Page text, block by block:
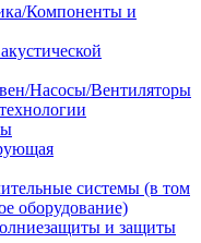
Компоненты и
Насосы/Вентиляторы
системы (в том
оборудование)
и защиты